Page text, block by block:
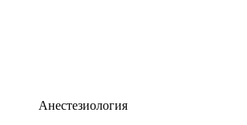
Анестезиология